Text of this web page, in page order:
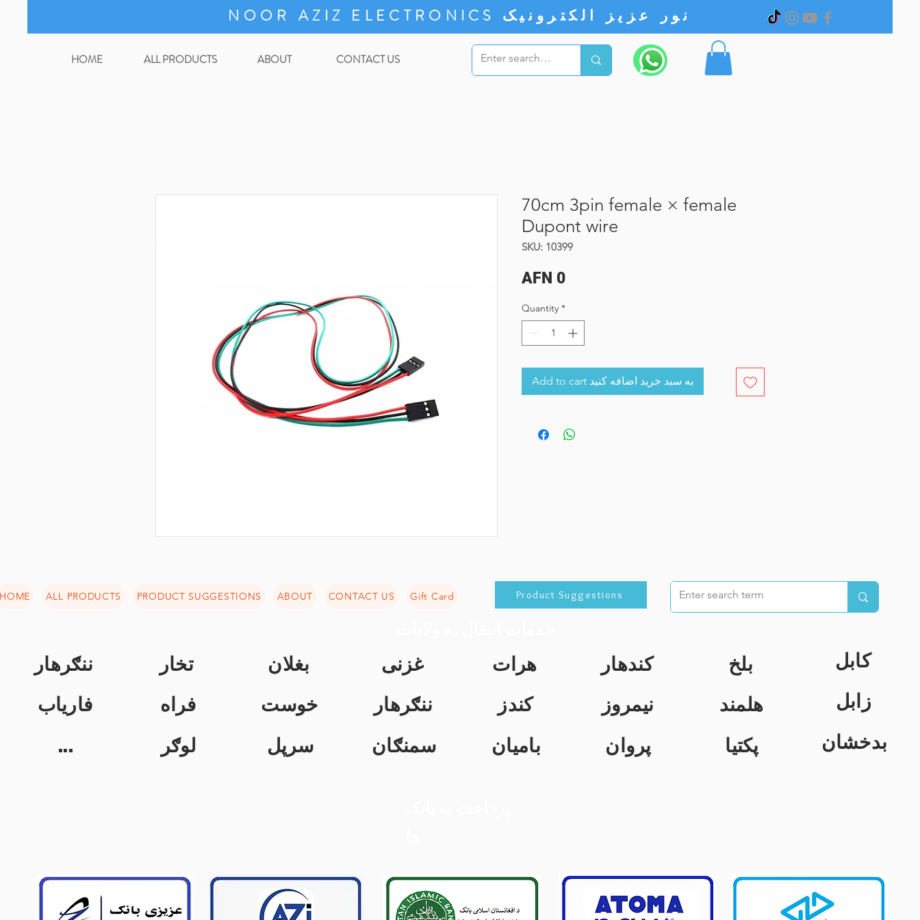
HOME ALL PRODUCTS ABOUT CONTACT US
NOOR AZIZ ELECTRONICS
70cm 3pin female × female
Dupont wire
SKU: 10399
AFN 0Price
Quantity *
Add to cart به سبد خرید اضافه کنید
HOME ALL PRODUCTS PRODUCT SUGGESTIONS ABOUT CONTACT US Gift Card Product Suggestions
ننګرهار تخار بغلان غزنی هرات کندهار بلخ
کابل
فاریاب
فراه خوست ننګرهار کندز نیمروز هلمند
زابل
...
لوګر سرپل سمنګان بامیان پروان پکتیا بدخشان